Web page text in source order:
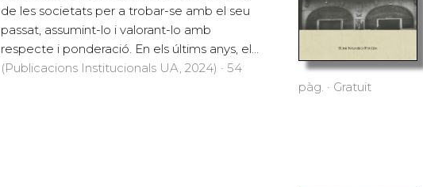
de les societats per a trobar-se amb el seu
passat, assumint-lo i valorant-lo amb
respecte i ponderació. En els últims anys, el...
(Publicacions Institucionals UA, 2024) · 54
pàg. · Gratuït